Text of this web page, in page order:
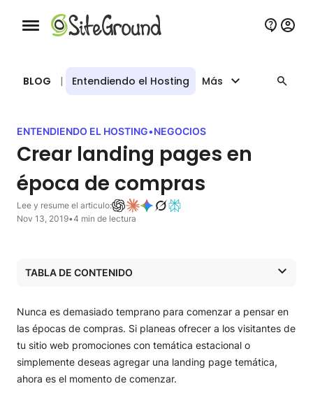
Botón de navegación móvil
BLOG | Entendiendo el Hosting Más
ENTENDIENDO EL HOSTING•NEGOCIOS
Crear landing pages en
época de compras
Lee y resume el articulo:
Nov 13, 2019•4 min de lectura
TABLA DE CONTENIDO
2. Usa imágenes relacionadas con la época de
compras/vacaciones
3. Usa lenguaje y colores relacionados con la época de
compras/vacaciones
4. Conecta navegación y contenido relevante
5. Utiliza redes sociales y anuncios
Nunca es demasiado temprano para comenzar a pensar en
las épocas de compras. Si planeas ofrecer a los visitantes de
tu sitio web promociones con temática estacional o
simplemente deseas agregar una landing page temática,
ahora es el momento de comenzar.